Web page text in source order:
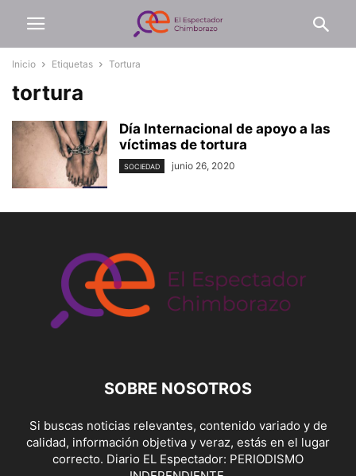
Inicio Etiquetas Tortura
tortura
Día Internacional de apoyo a las
víctimas de tortura
SOCIEDAD junio 26, 2020
SOBRE NOSOTROS
Si buscas noticias relevantes, contenido variado y de
calidad, información objetiva y veraz, estás en el lugar
correcto. Diario EL Espectador: PERIODISMO